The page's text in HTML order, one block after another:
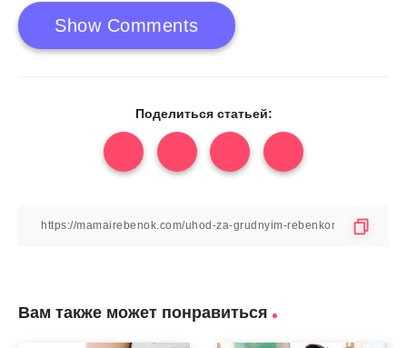
Show Comments
Поделиться статьей:
Вам также может понравиться